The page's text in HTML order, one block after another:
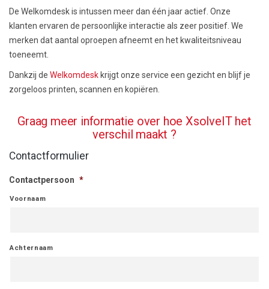
De Welkomdesk is intussen meer dan één jaar actief. Onze
klanten ervaren de persoonlijke interactie als zeer positief. We
merken dat aantal oproepen afneemt en het kwaliteitsniveau
toeneemt.
Dankzij de Welkomdesk krijgt onze service een gezicht en blijf je
zorgeloos printen, scannen en kopiëren.
Graag meer informatie over hoe XsolveIT het
verschil maakt ?
Contactformulier
Contactpersoon *
Voornaam
Achternaam